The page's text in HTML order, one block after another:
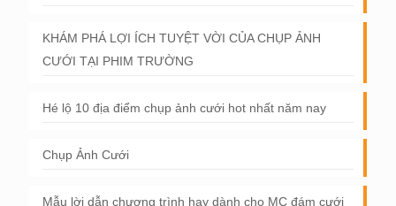
KHÁM PHÁ LỢI ÍCH TUYỆT VỜI CỦA CHỤP ẢNH
CƯỚI TẠI PHIM TRƯỜNG
Hé lộ 10 địa điểm chụp ảnh cưới hot nhất năm nay
Chụp Ảnh Cưới
Mẫu lời dẫn chương trình hay dành cho MC đám cưới